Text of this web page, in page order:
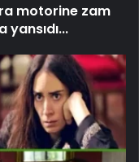
motorine zam